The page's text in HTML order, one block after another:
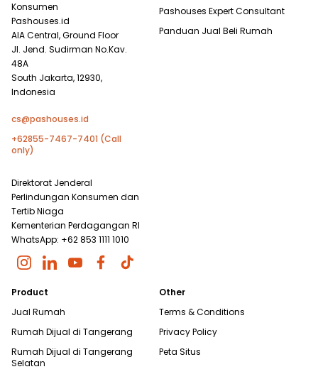
Konsumen
Pashouses.id
AIA Central, Ground Floor
Jl. Jend. Sudirman No.Kav.
48A
South Jakarta, 12930,
Indonesia
cs@pashouses.id
+62855-7467-7401 (Call
only)
Direktorat Jenderal
Perlindungan Konsumen dan
Tertib Niaga
Kementerian Perdagangan RI
WhatsApp: +62 853 1111 1010
Pashouses Expert Consultant
Panduan Jual Beli Rumah
Product
Jual Rumah
Rumah Dijual di Tangerang
Rumah Dijual di Tangerang
Selatan
Other
Terms & Conditions
Privacy Policy
Peta Situs